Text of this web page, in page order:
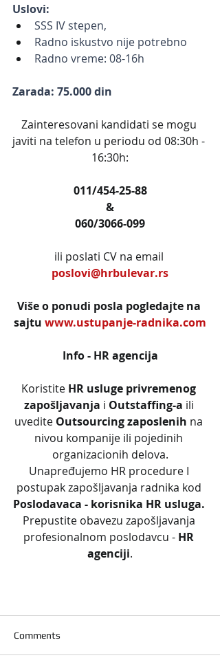
Uslovi:
SSS IV stepen,
Radno iskustvo nije potrebno
Radno vreme: 08-16h
Zarada: 75.000 din
Zainteresovani kandidati se mogu
javiti na telefon u periodu od 08:30h -
16:30h:
011/454-25-88
&
060/3066-099
ili poslati CV na email
poslovi@hrbulevar.rs
Više o ponudi posla pogledajte na
sajtu www.ustupanje-radnika.com
Info - HR agencija
Koristite HR usluge privremenog
zapošljavanja i Outstaffing-a ili
uvedite Outsourcing zaposlenih na
nivou kompanije ili pojedinih
organizacionih delova.
Unapređujemo HR procedure I
postupak zapošljavanja radnika kod
Poslodavaca - korisnika HR usluga.
Prepustite obavezu zapošljavanja
profesionalnom poslodavcu - HR
agenciji.
Comments